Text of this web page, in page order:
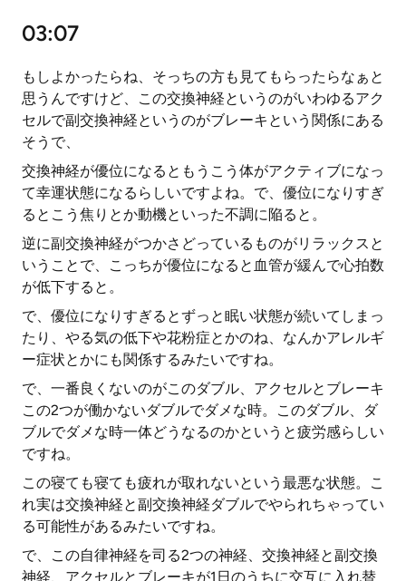
03:07
もしよかったらね、そっちの方も見てもらったらなぁと
思うんですけど、この交換神経というのがいわゆるアク
セルで副交換神経というのがブレーキという関係にある
そうで、
交換神経が優位になるともうこう体がアクティブになっ
て幸運状態になるらしいですよね。で、優位になりすぎ
るとこう焦りとか動機といった不調に陥ると。
逆に副交換神経がつかさどっているものがリラックスと
いうことで、こっちが優位になると血管が緩んで心拍数
が低下すると。
で、優位になりすぎるとずっと眠い状態が続いてしまっ
たり、やる気の低下や花粉症とかのね、なんかアレルギ
ー症状とかにも関係するみたいですね。
で、一番良くないのがこのダブル、アクセルとブレーキ
この2つが働かないダブルでダメな時。このダブル、ダ
ブルでダメな時一体どうなるのかというと疲労感らしい
ですね。
この寝ても寝ても疲れが取れないという最悪な状態。こ
れ実は交換神経と副交換神経ダブルでやられちゃってい
る可能性があるみたいですね。
で、この自律神経を司る2つの神経、交換神経と副交換
神経、アクセルとブレーキが1日のうちに交互に入れ替